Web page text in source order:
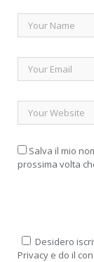
Salva il mio
prossima volta
Desidero
Privacy e do il